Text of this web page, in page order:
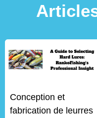
Conception et
fabrication de leurres